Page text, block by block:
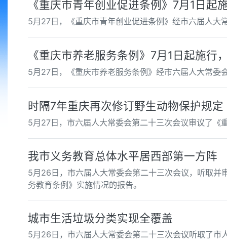
《重庆市青年创业促进条例》7月1日起
5月27日，《重庆市青年创业促进条例》经市六届人大
《重庆市养老服务条例》7月1日起施行
5月27日，《重庆市养老服务条例》经市六届人大常委
时隔7年重庆再次修订野生动物保护规
5月27日，市六届人大常委会第二十三次会议审议了《
我市义务教育总体水平居西部第一方阵
5月26日，市六届人大常委会第二十三次会议，听取
务教育条例》实施情况的报告。
城市生活垃圾分类实现全覆盖
5月26日，市六届人大常委会第二十三次会议听取了